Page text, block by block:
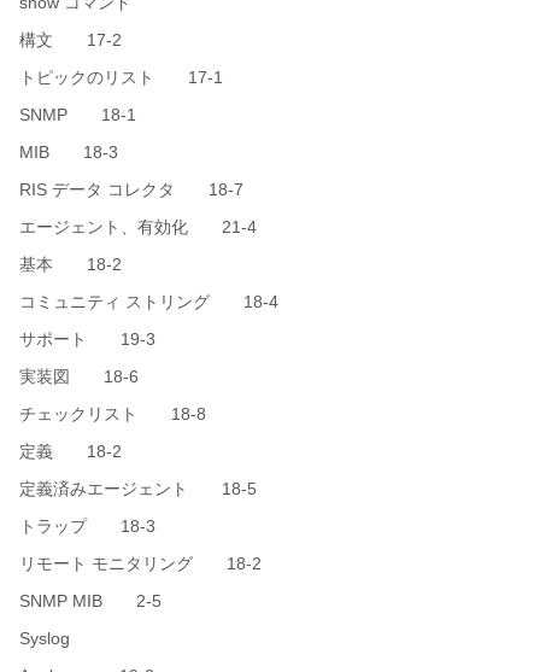
構文 17-2
トピックのリスト 17-1
SNMP 18-1
MIB 18-3
RIS データ コレクタ 18-7
エージェント、有効化 21-4
基本 18-2
コミュニティ ストリング 18-4
サポート 19-3
実装図 18-6
チェックリスト 18-8
定義 18-2
定義済みエージェント 18-5
トラップ 18-3
リモート モニタリング 18-2
SNMP MIB 2-5
Syslog